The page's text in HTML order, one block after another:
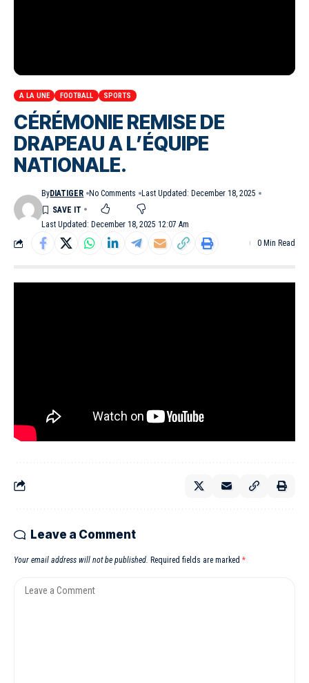
A LA UNE FOOTBALL SPORTS
CÉRÉMONIE REMISE DE
DRAPEAU A L’ÉQUIPE
NATIONALE.
Last Updated: December 18, 2025 12:07 Am
ByDIATIGER No Comments Last Updated: December 18, 2025
0 Min Read
Leave a Comment
Your email address will not be published. Required fields are marked *